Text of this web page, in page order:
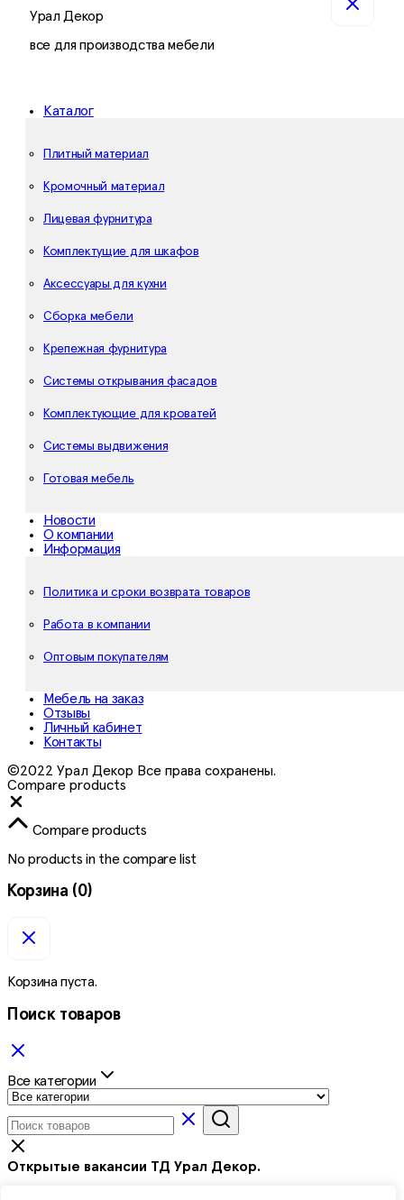
Урал Декор
все для производства мебели
Каталог
Плитный материал
Кромочный материал
Лицевая фурнитура
Комплектущие для шкафов
Аксессуары для кухни
Сборка мебели
Крепежная фурнитура
Системы открывания фасадов
Комплектующие для кроватей
Системы выдвижения
Готовая мебель
Новости
О компании
Информация
Политика и сроки возврата товаров
Работа в компании
Оптовым покупателям
Мебель на заказ
Отзывы
Личный кабинет
Контакты
©2022 Урал Декор Все права сохранены.
Compare products
Compare products
No products in the compare list
Корзина (0)
Корзина пуста.
Поиск товаров
Все категории
Открытые вакансии ТД Урал Декор.